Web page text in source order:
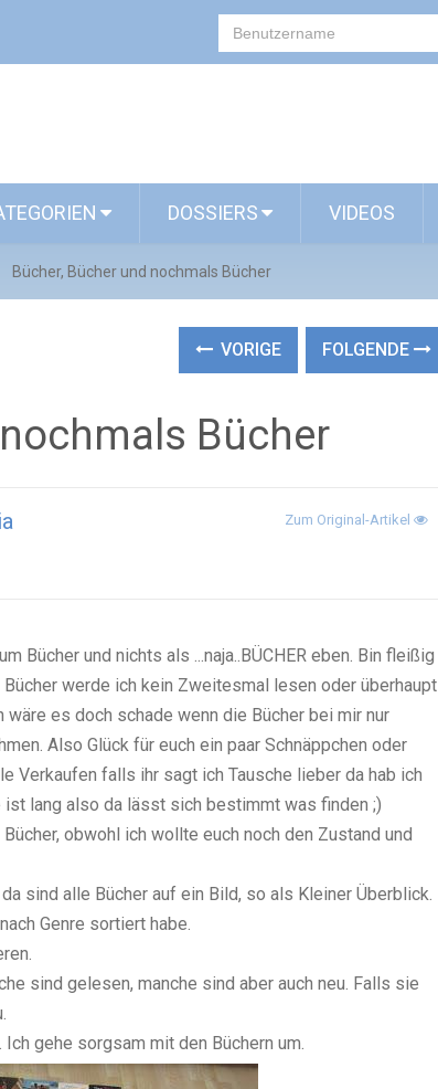
DOSSIERS VIDEOS
Bücher, Bücher und nochmals Bücher
VORIGE FOLGENDE
Bücher
Zum Original-Artikel
Bücher und nichts als ...naja..BÜCHER eben. Bin fleißig
werde ich kein Zweitesmal lesen oder überhaupt
es doch schade wenn die Bücher bei mir nur
Also Glück für euch ein paar Schnäppchen oder
Verkaufen falls ihr sagt ich Tausche lieber da hab ich
lang also da lässt sich bestimmt was finden ;)
obwohl ich wollte euch noch den Zustand und
sind alle Bücher auf ein Bild, so als Kleiner Überblick.
Genre sortiert habe.
sind gelesen, manche sind aber auch neu. Falls sie
gehe sorgsam mit den Büchern um.